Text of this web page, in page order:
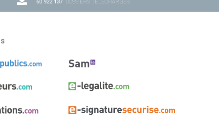
60 922 137 DOSSIERS TÉLÉCHARGÉS